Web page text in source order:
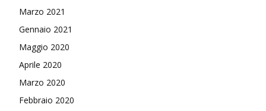
Marzo 2021
Gennaio 2021
Maggio 2020
Aprile 2020
Marzo 2020
Febbraio 2020